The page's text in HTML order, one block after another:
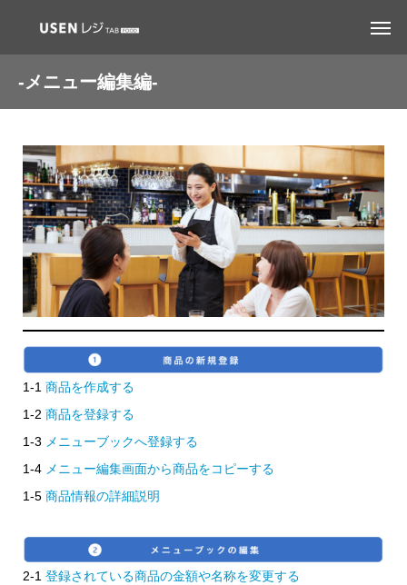
-メニュー編集編-
1-1 商品を作成する
1-2 商品を登録する
1-3 メニューブックへ登録する
1-4 メニュー編集画面から商品をコピーする
1-5 商品情報の詳細説明
2-1 登録されている商品の金額や名称を変更する